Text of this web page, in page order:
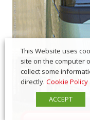
This Website uses
site on the computer
collect some
directly. Cookie Policy
ACCEPT